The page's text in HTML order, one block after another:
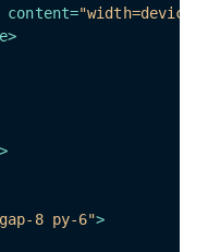
content=
>
>
8 py-6">